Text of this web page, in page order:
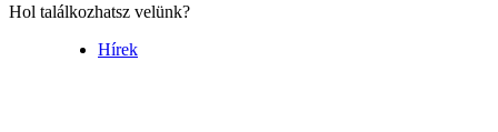
Hol találkozhatsz velünk?
Hírek